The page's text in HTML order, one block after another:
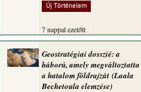
Új Történelem
7 nappal ezelőtt
Geostratégiai dosszié: a
háború, amely megváltoztatta
a hatalom földrajzát (Laala
Bechetoula elemzése)